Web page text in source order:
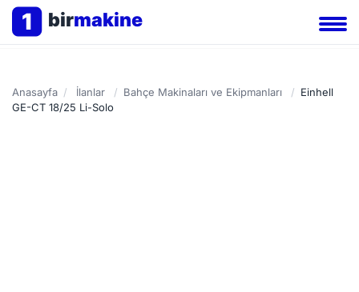
1 birmakine
Anasayfa / İlanlar / Bahçe Makinaları ve Ekipmanları / Einhell
GE-CT 18/25 Li-Solo